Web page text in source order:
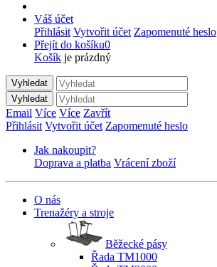
Váš účet
Přihlásit Vytvořit účet Zapomenuté heslo
Přejít do košíku0
Košík je prázdný
Vyhledat
Vyhledat
Email Více Více Zavřít
Přihlásit Vytvořit účet Zapomenuté heslo
Jak nakoupit?
Doprava a platba Vrácení zboží
O nás
Trenažéry a stroje
Běžecké pásy
Řada TM1000